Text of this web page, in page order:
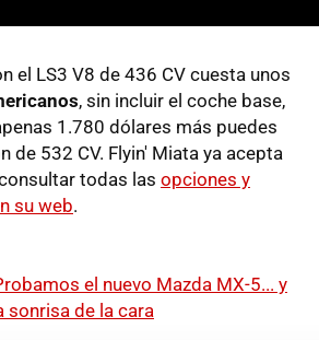
el LS3 V8 de 436 CV cuesta unos
, sin incluir el coche base,
1.780 dólares más puedes
de 532 CV. Flyin' Miata ya acepta
todas las opciones y
su web.
el nuevo Mazda MX-5... y
sonrisa de la cara